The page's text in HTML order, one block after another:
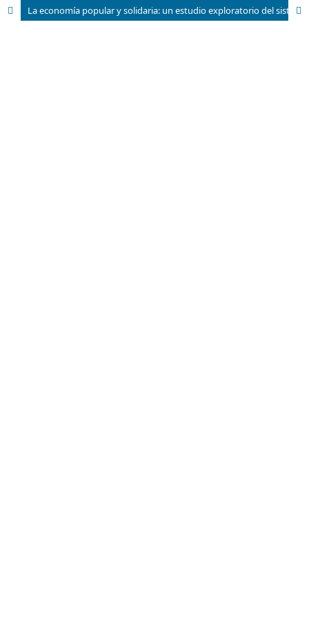
La economía popular y solidaria: un estudio exploratorio del sistema en Ecuador con enfoque de control y fiscalización